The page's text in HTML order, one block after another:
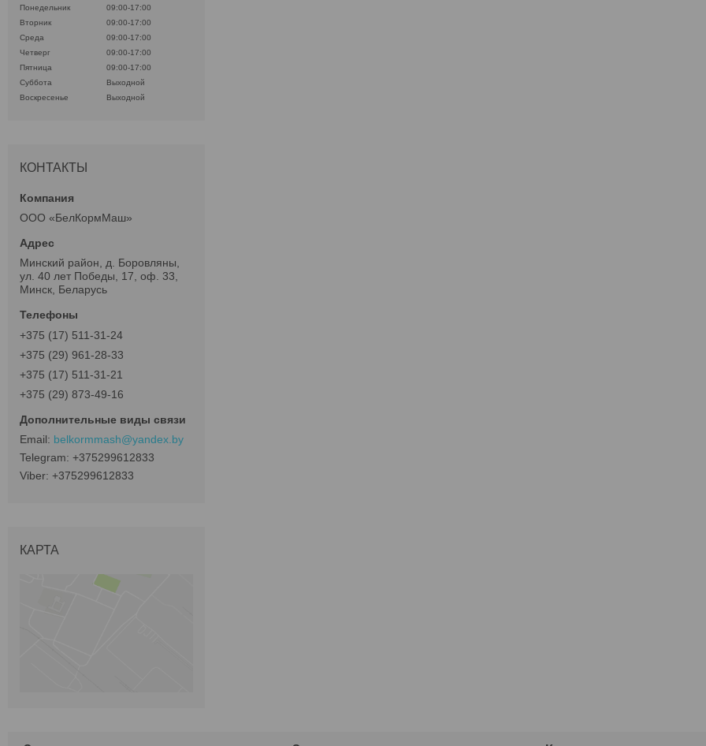
Понедельник
09:00-17:00
Вторник
09:00-17:00
Среда
09:00-17:00
Четверг
09:00-17:00
Пятница
09:00-17:00
Суббота
Выходной
Воскресенье
Выходной
КОНТАКТЫ
ООО «БелКормМаш»
Минский район, д. Боровляны,
ул. 40 лет Победы, 17, оф. 33,
Минск, Беларусь
+375 (17) 511-31-24
+375 (29) 961-28-33
+375 (17) 511-31-21
+375 (29) 873-49-16
belkormmash@yandex.by
+375299612833
+375299612833
КАРТА